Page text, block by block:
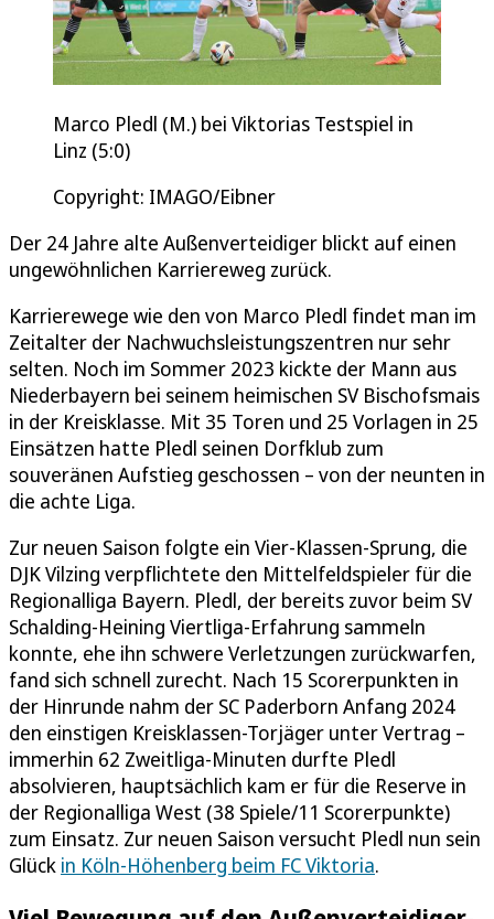
Marco Pledl (M.) bei Viktorias Testspiel in
Linz (5:0)
Copyright: IMAGO/Eibner
Der 24 Jahre alte Außenverteidiger blickt auf einen
ungewöhnlichen Karriereweg zurück.
Karrierewege wie den von Marco Pledl findet man im
Zeitalter der Nachwuchsleistungszentren nur sehr
selten. Noch im Sommer 2023 kickte der Mann aus
Niederbayern bei seinem heimischen SV Bischofsmais
in der Kreisklasse. Mit 35 Toren und 25 Vorlagen in 25
Einsätzen hatte Pledl seinen Dorfklub zum
souveränen Aufstieg geschossen – von der neunten in
die achte Liga.
Zur neuen Saison folgte ein Vier-Klassen-Sprung, die
DJK Vilzing verpflichtete den Mittelfeldspieler für die
Regionalliga Bayern. Pledl, der bereits zuvor beim SV
Schalding-Heining Viertliga-Erfahrung sammeln
konnte, ehe ihn schwere Verletzungen zurückwarfen,
fand sich schnell zurecht. Nach 15 Scorerpunkten in
der Hinrunde nahm der SC Paderborn Anfang 2024
den einstigen Kreisklassen-Torjäger unter Vertrag –
immerhin 62 Zweitliga-Minuten durfte Pledl
absolvieren, hauptsächlich kam er für die Reserve in
der Regionalliga West (38 Spiele/11 Scorerpunkte)
zum Einsatz. Zur neuen Saison versucht Pledl nun sein
Glück in Köln-Höhenberg beim FC Viktoria.